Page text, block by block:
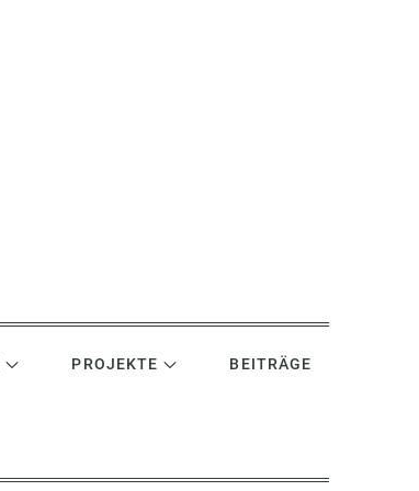
PROJEKTE BEITRÄGE